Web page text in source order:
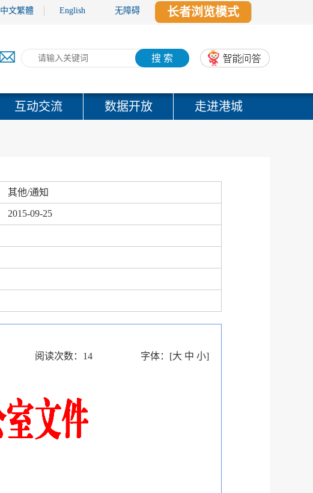
中文繁體 English 无障碍 长者浏览模式
搜 索
互动交流 数据开放 走进港城
其他/通知
2015-09-25
阅读次数： 14 字体： [大 中 小]